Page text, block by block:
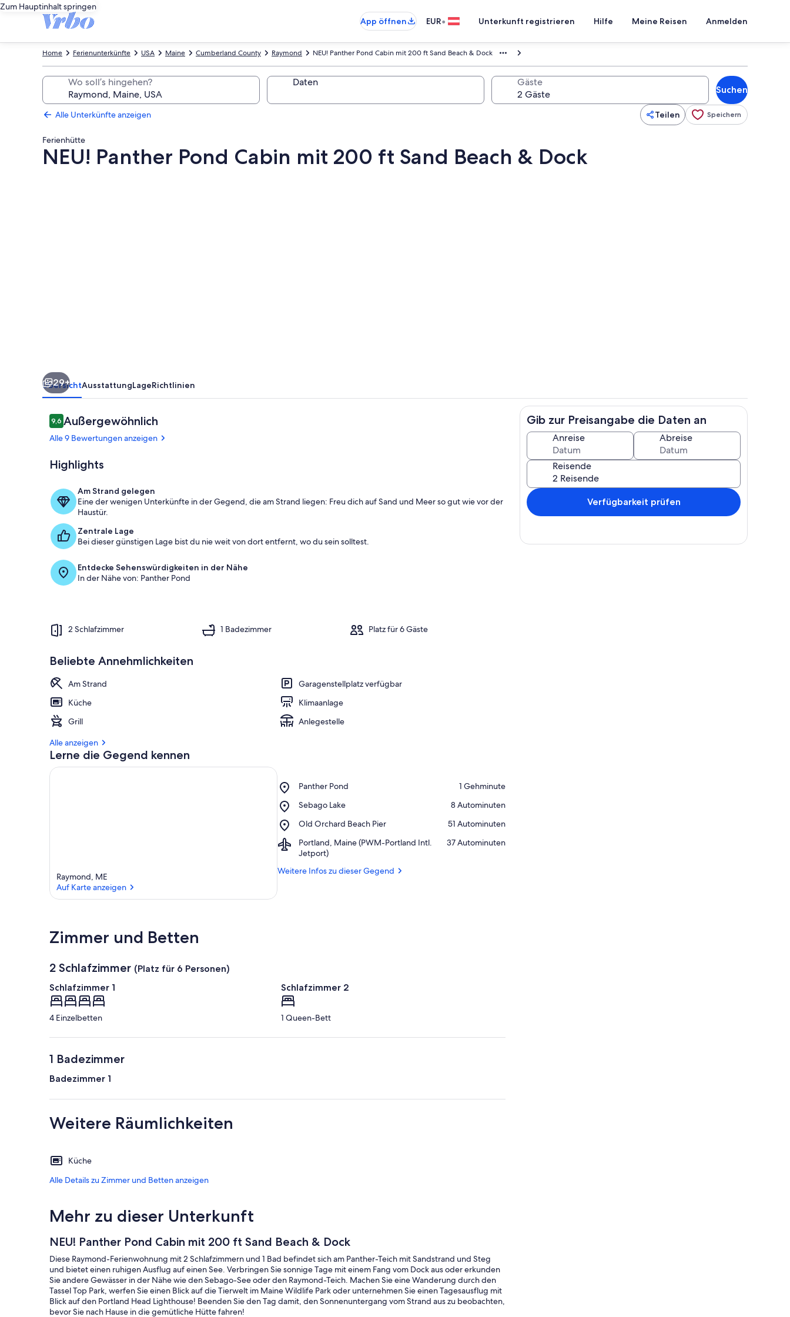
Zum Hauptinhalt springen
App öffnen
EUR• Unterkunft registrieren Hilfe Meine Reisen Anmelden
NEU! Panther Pond Cabin mit 200 ft Sand Beach & Dock
Raymond
Cumberland County
Maine
USA
Ferienunterkünfte
Home
Wo soll’s hingehen? Daten Gäste
Suchen
Alle Unterkünfte anzeigen Teilen Speichern
Ferienhütte
NEU! Panther Pond Cabin mit 200 ft Sand Beach & Dock
&
Dock
Innenbereich Wohnbereich
29+
ÜbersichtAusstattungLageRichtlinien
Bewertungen
9,69,6 von 10.
Außergewöhnlich
Alle 9 Bewertungen anzeigen
Highlights
Am Strand gelegen
Eine der wenigen Unterkünfte in der Gegend, die am Strand liegen: Freu dich auf Sand und Meer so gut wie vor der
Haustür.
Zentrale Lage
Bei dieser günstigen Lage bist du nie weit von dort entfernt, wo du sein solltest.
Entdecke Sehenswürdigkeiten in der Nähe
In der Nähe von: Panther Pond
2 Schlafzimmer 1 Badezimmer Platz für 6 Gäste
Beliebte Annehmlichkeiten
Am Strand
Garagenstellplatz verfügbar
Küche
Klimaanlage
Grill
Anlegestelle
Alle anzeigen
Lerne die Gegend kennen
Raymond, ME
Auf Karte anzeigen
Panther Pond
Place,
Pond
‪1 Gehminute‬
Sebago Lake
Place,
Lake
‪8 Autominuten‬
Old Orchard Beach Pier
Place,
Orchard
Beach
Pier
‪51 Autominuten‬
Portland, Maine (PWM-Portland Intl.
Jetport)
Airport,
Portland,
(PWM-
‪37 Autominuten‬
Weitere Infos zu dieser Gegend
Zimmer und Betten
2 Schlafzimmer (Platz für 6 Personen)
Schlafzimmer 1
4 Einzelbetten
Schlafzimmer 2
1 Queen-Bett
1 Badezimmer
Badezimmer 1
Weitere Räumlichkeiten
Küche
Alle Details zu Zimmer und Betten anzeigen
Mehr zu dieser Unterkunft
NEU! Panther Pond Cabin mit 200 ft Sand Beach & Dock
Diese Raymond-Ferienwohnung mit 2 Schlafzimmern und 1 Bad befindet sich am Panther-Teich mit Sandstrand und Steg
und bietet einen ruhigen Ausflug auf einen See. Verbringen Sie sonnige Tage mit einem Fang vom Dock aus oder erkunden
Sie andere Gewässer in der Nähe wie den Sebago-See oder den Raymond-Teich. Machen Sie eine Wanderung durch den
Tassel Top Park, werfen Sie einen Blick auf die Tierwelt im Maine Wildlife Park oder unternehmen Sie einen Tagesausflug mit
Blick auf den Portland Head Lighthouse! Beenden Sie den Tag damit, den Sonnenuntergang vom Strand aus zu beobachten,
bevor Sie nach Hause in die gemütliche Hütte fahren!
Gib zur Preisangabe die Daten an
Anreise Abreise
Reisende
Verfügbarkeit prüfen